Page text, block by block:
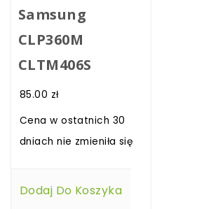
Samsung
CLP360M
CLTM406S
85.00 zł
Cena w ostatnich 30
dniach nie zmieniła się
Dodaj Do Koszyka